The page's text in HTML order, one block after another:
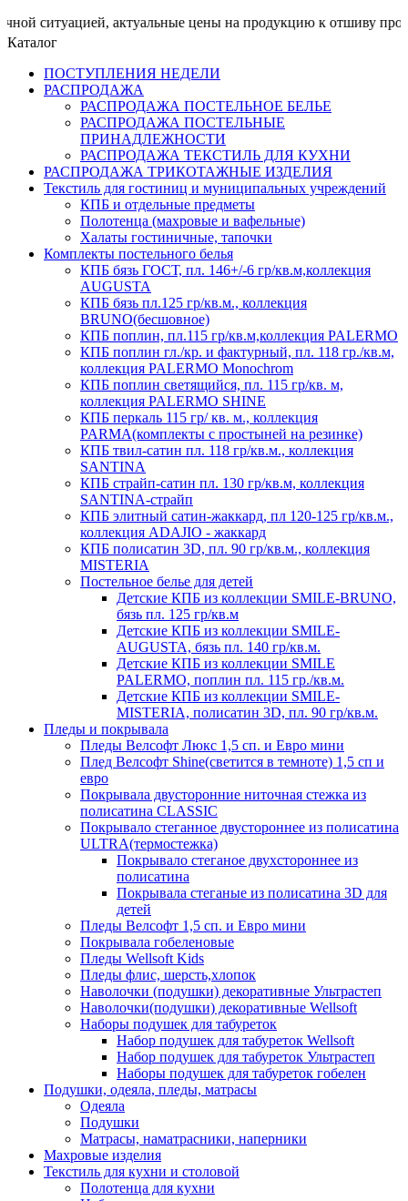
актуальные цены на продукцию к отшиву
Каталог
ПОСТУПЛЕНИЯ НЕДЕЛИ
РАСПРОДАЖА
РАСПРОДАЖА ПОСТЕЛЬНОЕ БЕЛЬЕ
РАСПРОДАЖА ПОСТЕЛЬНЫЕ
ПРИНАДЛЕЖНОСТИ
РАСПРОДАЖА ТЕКСТИЛЬ ДЛЯ КУХНИ
РАСПРОДАЖА ТРИКОТАЖНЫЕ ИЗДЕЛИЯ
Текстиль для гостиниц и муниципальных учреждений
КПБ и отдельные предметы
Полотенца (махровые и вафельные)
Халаты гостиничные, тапочки
Комплекты постельного белья
КПБ бязь ГОСТ, пл. 146+/-6 гр/кв.м,коллекция
AUGUSTA
КПБ бязь пл.125 гр/кв.м., коллекция
BRUNO(бесшовное)
КПБ поплин, пл.115 гр/кв.м,коллекция PALERMO
КПБ поплин гл./кр. и фактурный, пл. 118 гр./кв.м,
коллекция PALERMO Monochrom
КПБ поплин светящийся, пл. 115 гр/кв. м,
коллекция PALERMO SHINE
КПБ перкаль 115 гр/ кв. м., коллекция
PARMA(комплекты с простыней на резинке)
КПБ твил-сатин пл. 118 гр/кв.м., коллекция
SANTINA
КПБ страйп-сатин пл. 130 гр/кв.м, коллекция
SANTINA-страйп
КПБ элитный сатин-жаккард, пл 120-125 гр/кв.м.,
коллекция ADAJIO - жаккард
КПБ полисатин 3D, пл. 90 гр/кв.м., коллекция
MISTERIA
Постельное белье для детей
Детские КПБ из коллекции SMILE-BRUNO,
бязь пл. 125 гр/кв.м
Детские КПБ из коллекции SMILE-
AUGUSTA, бязь пл. 140 гр/кв.м.
Детские КПБ из коллекции SMILE
PALERMO, поплин пл. 115 гр./кв.м.
Детские КПБ из коллекции SMILE-
MISTERIA, полисатин 3D, пл. 90 гр/кв.м.
Пледы и покрывала
Пледы Велсофт Люкс 1,5 сп. и Евро мини
Плед Велсофт Shine(светится в темноте) 1,5 сп и
евро
Покрывала двусторонние ниточная стежка из
полисатина CLASSIC
Покрывало стеганное двустороннее из полисатина
ULTRA(термостежка)
Покрывало стеганое двухстороннее из
полисатина
Покрывала стеганые из полисатина 3D для
детей
Пледы Велсофт 1,5 сп. и Евро мини
Покрывала гобеленовые
Пледы Wellsoft Kids
Пледы флис, шерсть,хлопок
Наволочки (подушки) декоративные Ультрастеп
Наволочки(подушки) декоративные Wellsoft
Наборы подушек для табуреток
Набор подушек для табуреток Wellsoft
Набор подушек для табуреток Ультрастеп
Наборы подушек для табуреток гобелен
Подушки, одеяла, пледы, матрасы
Одеяла
Подушки
Матрасы, наматрасники, наперники
Махровые изделия
Текстиль для кухни и столовой
Полотенца для кухни